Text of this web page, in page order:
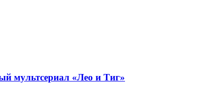
мультсериал «Лео и Тиг»